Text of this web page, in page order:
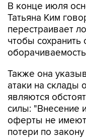
В конце июля
Татьяна Ким
перестраивает
чтобы сохранить
Также она
атаки на склады
являются
силы: "Внесение
оферты не имеют
потери по